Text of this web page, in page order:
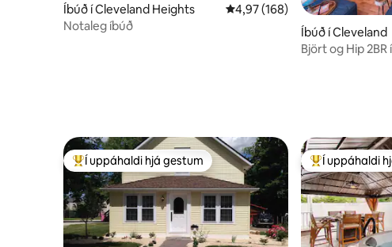
Íbúð í Cleveland Heights 4,97 af 5 í meðaleinkunn, 168
4,97 (168)
Notaleg íbúð
Íbúð í Cleveland
Björt og Hip
Í mestu uppáhaldi hjá gestum
Í uppáhaldi hjá gestum Í mestu
Í uppáhaldi